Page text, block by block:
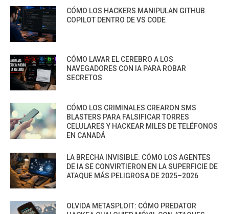
CÓMO LOS HACKERS MANIPULAN GITHUB
COPILOT DENTRO DE VS CODE
CÓMO LAVAR EL CEREBRO A LOS
NAVEGADORES CON IA PARA ROBAR
SECRETOS
CÓMO LOS CRIMINALES CREARON SMS
BLASTERS PARA FALSIFICAR TORRES
CELULARES Y HACKEAR MILES DE TELÉFONOS
EN CANADÁ
LA BRECHA INVISIBLE: CÓMO LOS AGENTES
DE IA SE CONVIRTIERON EN LA SUPERFICIE DE
ATAQUE MÁS PELIGROSA DE 2025–2026
OLVIDA METASPLOIT: CÓMO PREDATOR